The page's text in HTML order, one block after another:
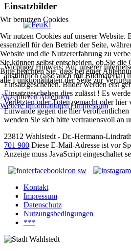
Einsatzbilder
Wichtiger Hinweis: Auf unserer
ausführlich (also auch mit Bildmaterial)
Einsatzgeschehen. Bilder werden erst
Einsatzgeschehen dies zulässt ! Es
Verletzten oder Toten gemacht oder
Einwände gegen die hier
wenden Sie sich bitte vertrauensvoll an
23812 Wahlstedt - Dr.-Hermann-
701 900 Diese E-Mail-Adresse ist vor
Anzeige muss JavaScript eingeschaltet
Kontakt
Impressum
Datenschutz
Nutzungsbedingungen
***
Wir benutzen Cookies
Wir nutzen Cookies auf unserer Website.
essenziell für den Betrieb der Seite,
Website und die Nutzererfahrung zu
Sie können selbst entscheiden, ob Sie die
Bitte beachten Sie, dass bei einer
alle Funktionalitäten der Seite zur
AkzeptierenAblehnen
Weitere Informationen|Impressum